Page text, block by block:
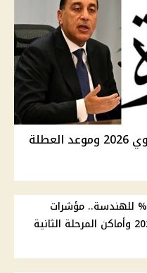
موقف ترحيل إجازة المولد النبوي 2026 وموعد العطلة
92.8% للطب و87.9% للهندسة.. مؤشرات